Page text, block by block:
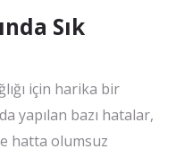
Sık
için harika bir
yapılan bazı hatalar,
hatta olumsuz